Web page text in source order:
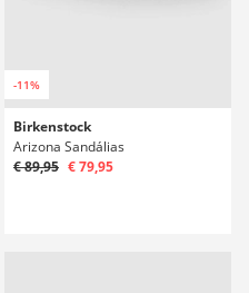
-11%
Birkenstock
Arizona Sandálias
€ 89,95 € 79,95